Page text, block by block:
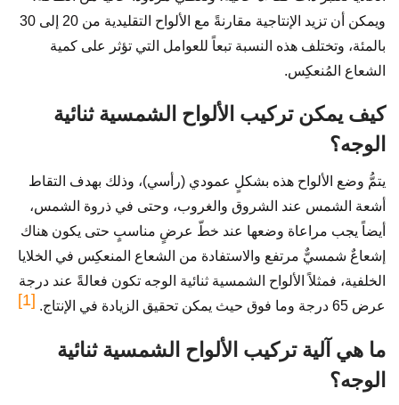
ويمكن أن تزيد الإنتاجية مقارنةً مع الألواح التقليدية من 20 إلى 30
بالمئة، وتختلف هذه النسبة تبعاً للعوامل التي تؤثر على كمية
الشعاع المُنعكِس.
كيف يمكن تركيب الألواح الشمسية ثنائية
الوجه؟
يتمُّ وضع الألواح هذه بشكلٍ عمودي (رأسي)، وذلك بهدف التقاط
أشعة الشمس عند الشروق والغروب، وحتى في ذروة الشمس،
أيضاً يجب مراعاة وضعها عند خطّ عرضٍ مناسبٍ حتى يكون هناك
إشعاعٌ شمسيٌّ مرتفع والاستفادة من الشعاع المنعكِس في الخلايا
الخلفية، فمثلاً الألواح الشمسية ثنائية الوجه تكون فعالةً عند درجة
عرض 65 درجة وما فوق حيث يمكن تحقيق الزيادة في الإنتاج.
[1]
ما هي آلية تركيب الألواح الشمسية ثنائية
الوجه؟